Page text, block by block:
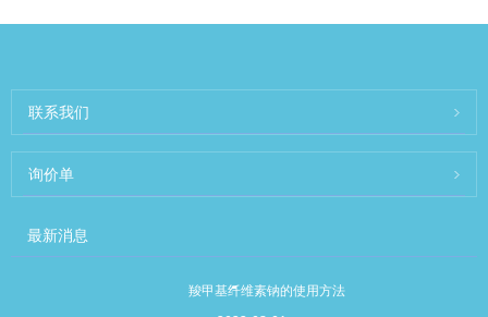
联系我们
询价单
最新消息
羧甲基纤维素钠的使用方法